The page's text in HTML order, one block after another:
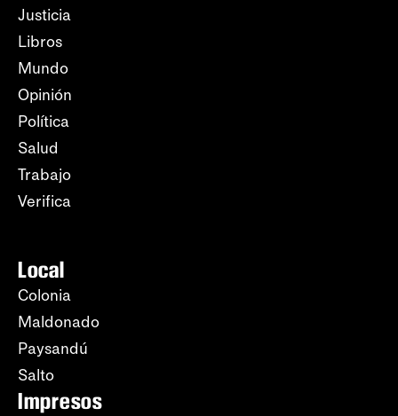
Justicia
Libros
Mundo
Opinión
Política
Salud
Trabajo
Verifica
Local
Colonia
Maldonado
Paysandú
Salto
Impresos